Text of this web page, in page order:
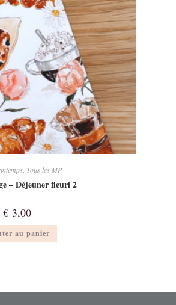
, Tous les MP
– Déjeuner fleuri 2
€ 3,00
au panier